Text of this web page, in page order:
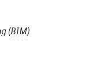
(BIM)